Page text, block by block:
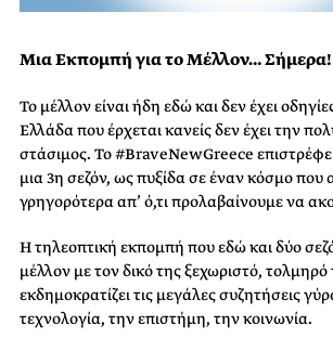
Μια Εκπομπή για το Μέλλον… Σήμερα!
Το μέλλον είναι ήδη εδώ και δεν έχει
Ελλάδα που έρχεται κανείς δεν έχει την
στάσιμος. Το #BraveNewGreece
μια 3η σεζόν, ως πυξίδα σε έναν κόσμο που
γρηγορότερα απ’ ό,τι προλαβαίνουμε να
Η τηλεοπτική εκπομπή που εδώ και δύο
μέλλον με τον δικό της ξεχωριστό, τολμηρό
εκδημοκρατίζει τις μεγάλες συζητήσεις
τεχνολογία, την επιστήμη, την κοινωνία.